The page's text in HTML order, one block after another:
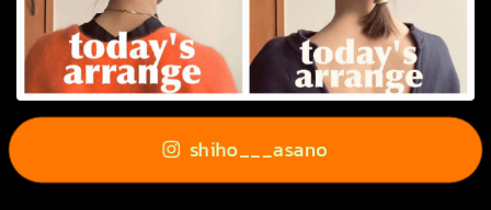
shiho___asano